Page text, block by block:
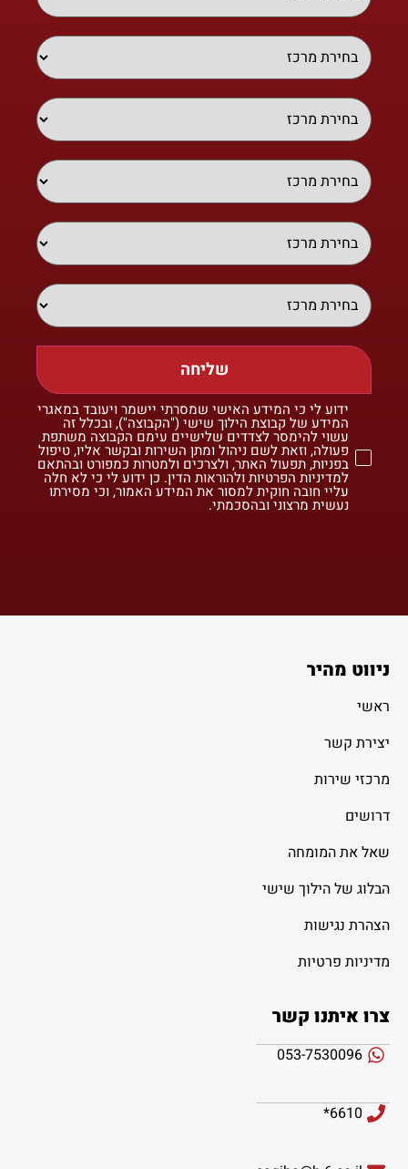
שליחה
ידוע לי כי המידע האישי שמסרתי יישמר ויעובד במאגרי
המידע של קבוצת הילוך שישי ("הקבוצה"), ובכלל זה
עשוי להימסר לצדדים שלישיים עימם הקבוצה משתפת
פעולה, וזאת לשם ניהול ומתן השירות ובקשר אליו, טיפול
בפניות, תפעול האתר, ולצרכים ולמטרות כמפורט ובהתאם
למדיניות הפרטיות ולהוראות הדין. כן ידוע לי כי לא חלה
עליי חובה חוקית למסור את המידע האמור, וכי מסירתו
נעשית מרצוני ובהסכמתי.
ניווט מהיר
ראשי
יצירת קשר
מרכזי שירות
דרושים
שאל את המומחה
הבלוג של הילוך שישי
הצהרת נגישות
מדיניות פרטיות
צרו איתנו קשר
053-7530096
6610*